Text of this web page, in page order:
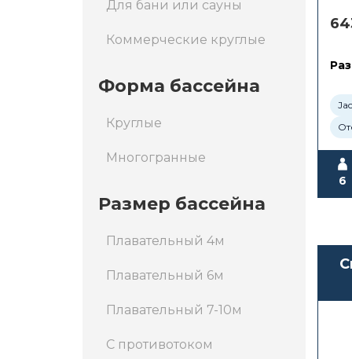
Для бани или сауны
Коммерческие круглые
Форма бассейна
Круглые
Многогранные
Размер бассейна
Плавательный 4м
Плавательный 6м
Плавательный 7-10м
С противотоком
6